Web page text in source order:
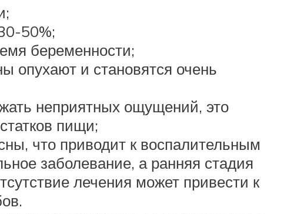
50%;
беременности;
опухают и становятся очень
неприятных ощущений, это
пищи;
что приводит к воспалительным
заболевание, а ранняя стадия
лечения может привести к